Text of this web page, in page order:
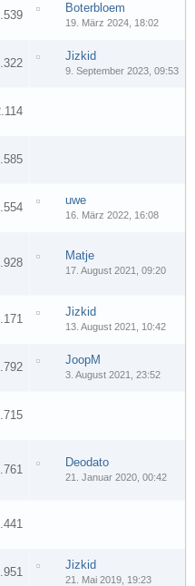
Boterbloem
19. März 2024, 18:02
Jizkid
9. September 2023, 09:53
uwe
16. März 2022, 16:08
Matje
17. August 2021, 09:20
Jizkid
13. August 2021, 10:42
JoopM
3. August 2021, 23:52
Deodato
21. Januar 2020, 00:42
Jizkid
21. Mai 2019, 19:23